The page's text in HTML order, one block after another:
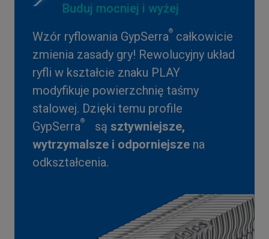
Buduj mocniej i wyżej
Wzór ryflowania GypSerra® całkowicie
zmienia zasady gry! Rewolucyjny układ
ryfli w kształcie znaku PLAY
modyfikuje powierzchnię taśmy
stalowej. Dzięki temu profile
GypSerra® są sztywniejsze,
wytrzymalsze i odporniejsze na
odkształcenia.